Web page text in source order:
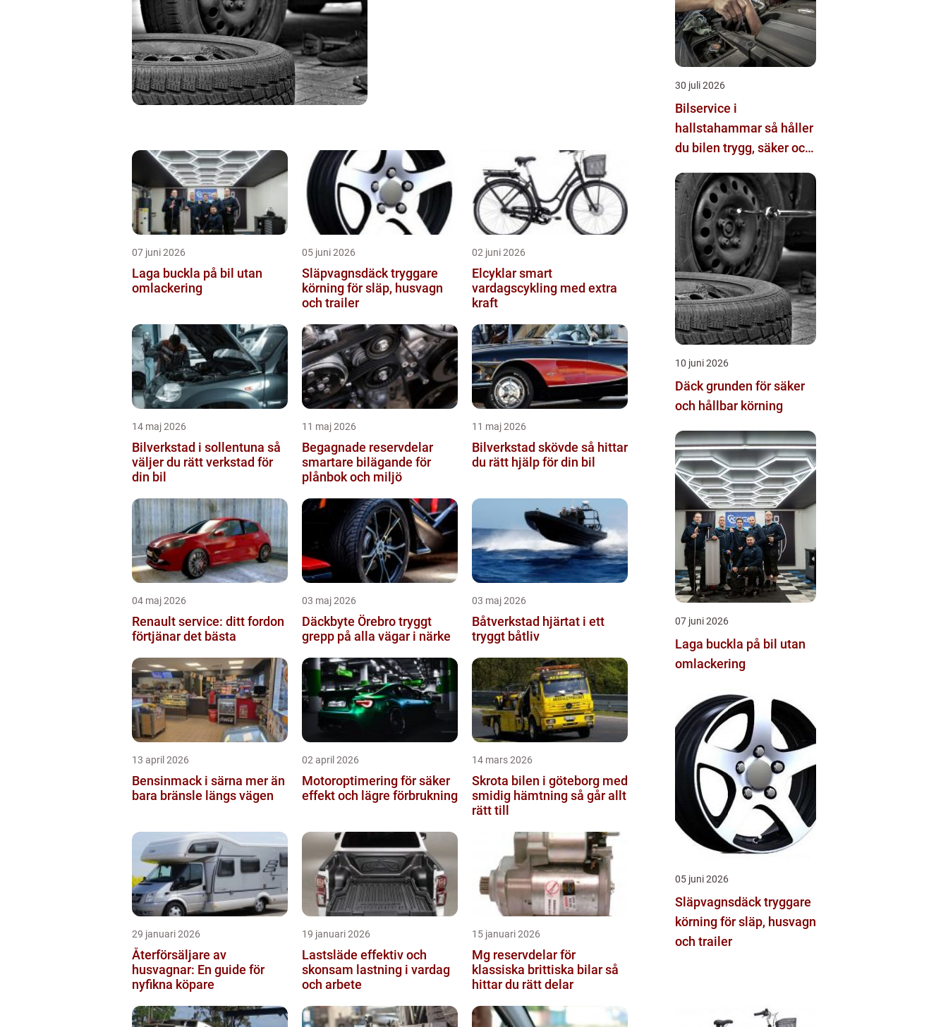
07 juni 2026
Laga buckla på bil utan
omlackering
05 juni 2026
Släpvagnsdäck tryggare
körning för släp, husvagn
och trailer
02 juni 2026
Elcyklar smart
vardagscykling med extra
kraft
14 maj 2026
Bilverkstad i sollentuna så
väljer du rätt verkstad för
din bil
11 maj 2026
Begagnade reservdelar
smartare bilägande för
plånbok och miljö
11 maj 2026
Bilverkstad skövde så hittar
du rätt hjälp för din bil
04 maj 2026
Renault service: ditt fordon
förtjänar det bästa
03 maj 2026
Däckbyte Örebro tryggt
grepp på alla vägar i närke
03 maj 2026
Båtverkstad hjärtat i ett
tryggt båtliv
13 april 2026
Bensinmack i särna mer än
bara bränsle längs vägen
02 april 2026
Motoroptimering för säker
effekt och lägre förbrukning
14 mars 2026
Skrota bilen i göteborg med
smidig hämtning så går allt
rätt till
29 januari 2026
Återförsäljare av
husvagnar: En guide för
nyfikna köpare
19 januari 2026
Lastsläde effektiv och
skonsam lastning i vardag
och arbete
15 januari 2026
Mg reservdelar för
klassiska brittiska bilar så
hittar du rätt delar
30 juli 2026
Bilservice i
hallstahammar så håller
du bilen trygg, säker och
10 juni 2026
Däck grunden för säker
och hållbar körning
07 juni 2026
Laga buckla på bil utan
omlackering
05 juni 2026
Släpvagnsdäck tryggare
körning för släp, husvagn
och trailer